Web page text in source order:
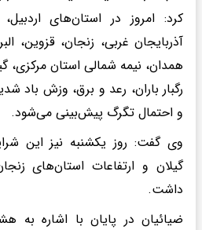
کرد: امروز در استان‌های
آذربایجان غربی، زنجان، قزوین،
همدان، نیمه شمالی استان مرکزی،
رگبار باران، رعد و برق، وزش باد
و احتمال تگرگ پیش‌بینی می‌شود.
وی گفت: روز یکشنبه نیز این
گیلان و ارتفاعات استان‌های
داشت.
ضیائیان در پایان با اشاره به